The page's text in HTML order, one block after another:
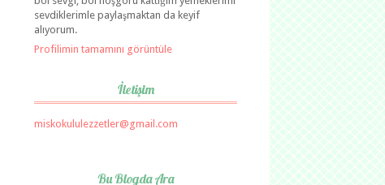
sevdiklerimle paylaşmaktan da keyif
alıyorum.
Profilimin tamamını görüntüle
İletişim
miskokululezzetler@gmail.com
Bu Blogda Ara